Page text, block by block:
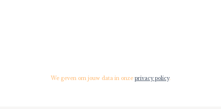
We geven om jouw data in onze privacy policy.